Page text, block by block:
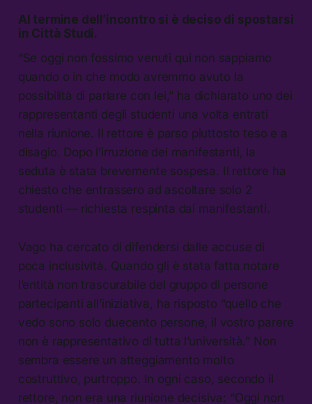
Al termine dell’incontro si è deciso di spostarsi
in Città Studi.
“Se oggi non fossimo venuti qui non sappiamo
quando o in che modo avremmo avuto la
possibilità di parlare con lei,” ha dichiarato uno dei
rappresentanti degli studenti una volta entrati
nella riunione. Il rettore è parso piuttosto teso e a
disagio. Dopo l’irruzione dei manifestanti, la
seduta è stata brevemente sospesa. Il rettore ha
chiesto che entrassero ad ascoltare solo 2
studenti — richiesta respinta dai manifestanti.
Vago ha cercato di difendersi dalle accuse di
poca inclusività. Quando gli è stata fatta notare
l’entità non trascurabile del gruppo di persone
partecipanti all’iniziativa, ha risposto “quello che
vedo sono solo duecento persone, il vostro parere
non è rappresentativo di tutta l’università.” Non
sembra essere un atteggiamento molto
costruttivo, purtroppo. In ogni caso, secondo il
rettore, non era una riunione decisiva: “Oggi non